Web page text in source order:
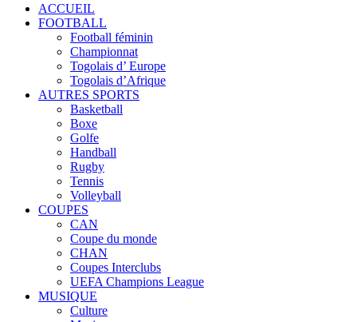
ACCUEIL
FOOTBALL
Football féminin
Championnat
Togolais d’ Europe
Togolais d’Afrique
AUTRES SPORTS
Basketball
Boxe
Golfe
Handball
Rugby
Tennis
Volleyball
COUPES
CAN
Coupe du monde
CHAN
Coupes Interclubs
UEFA Champions League
MUSIQUE
Culture